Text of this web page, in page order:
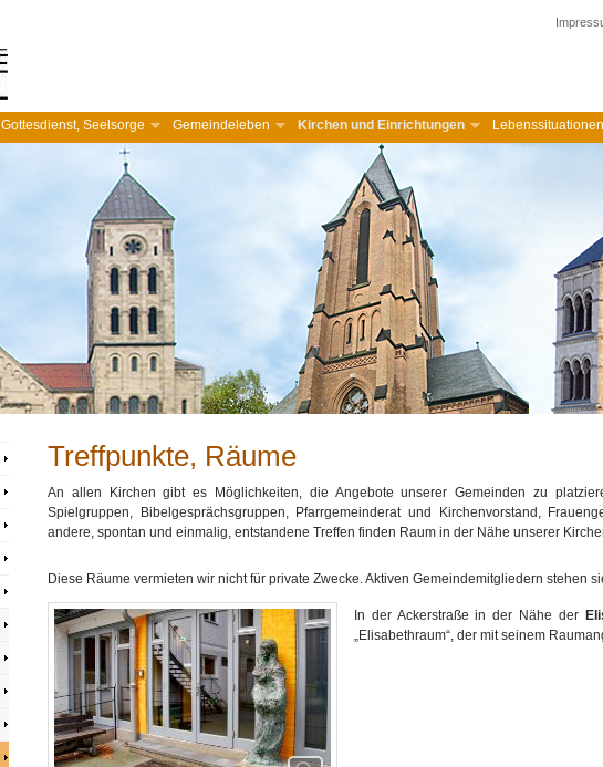
Gottesdienst, Seelsorge Gemeindeleben Kirchen und Einrichtungen Lebenssituationen
Treffpunkte, Räume
An allen Kirchen gibt es Möglichkeiten, die Angebote unserer Gemeinden zu
Spielgruppen, Bibelgesprächsgruppen, Pfarrgemeinderat und Kirchenvorstand,
andere, spontan und einmalig, entstandene Treffen finden Raum in der Nähe unserer
Diese Räume vermieten wir nicht für private Zwecke. Aktiven Gemeindemitgliedern stehen
In der Ackerstraße in der Nähe der
„Elisabethraum“, der mit seinem